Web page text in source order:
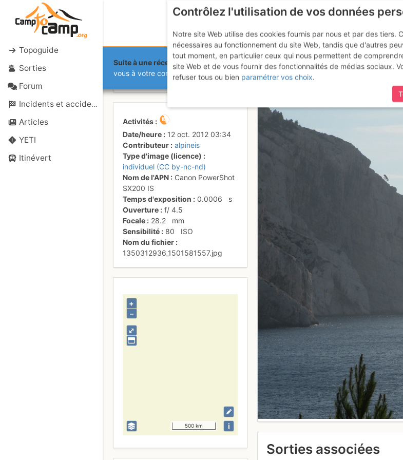
Topoguide
Sorties
Forum
Incidents et accidents
Articles
YETI
Itinévert
Suite à une récente et importante mise à jour du site,si certaines pages ne sont
vous à votre compte sur le site.
Le paysage de depart
Activités
Date/heure
12 oct. 2012 03:34
Contributeur
alpineis
Type d'image (licence)
individuel (CC by-nc-nd)
Nom de l'APN
Canon PowerShot
SX200 IS
Temps d'exposition
0.0006
s
Ouverture
f/4.5
Focale
28.2
mm
Sensibilité
80
ISO
Nom du fichier
1350312936_1501581557.jpg
⤢
+
–
500 km i
Sorties associées
Contrôlez l'utilisation de vos données
Notre site Web utilise des cookies fournis par nous et par des tiers.
nécessaires au fonctionnement du site Web, tandis que d'autres
tout moment, en particulier ceux qui nous permettent de
site Web et de vous fournir des fonctionnalités de médias sociaux.
refuser tous ou bien paramétrer vos choix.